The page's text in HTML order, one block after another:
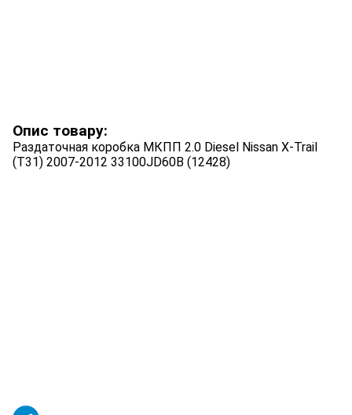
Опис товару:
Раздаточная коробка МКПП 2.0 Diesel Nissan X-Trail
(T31) 2007-2012 33100JD60B (12428)